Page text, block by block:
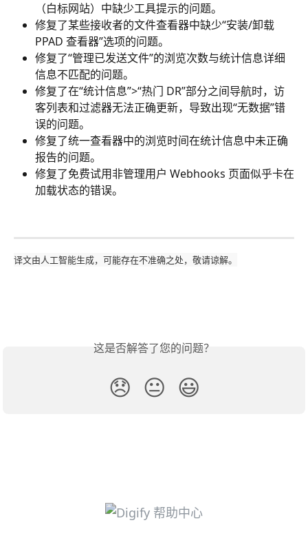
（白标网站）中缺少工具提示的问题。
修复了某些接收者的文件查看器中缺少“安装/卸载
PPAD 查看器”选项的问题。
修复了“管理已发送文件”的浏览次数与统计信息详细
信息不匹配的问题。
修复了在“统计信息”>“热门 DR”部分之间导航时，访
客列表和过滤器无法正确更新，导致出现“无数据”错
误的问题。
修复了统一查看器中的浏览时间在统计信息中未正确
报告的问题。
修复了免费试用非管理用户 Webhooks 页面似乎卡在
加载状态的错误。
译文由人工智能生成，可能存在不准确之处，敬请谅解。
这是否解答了您的问题？
😞 😐 😃